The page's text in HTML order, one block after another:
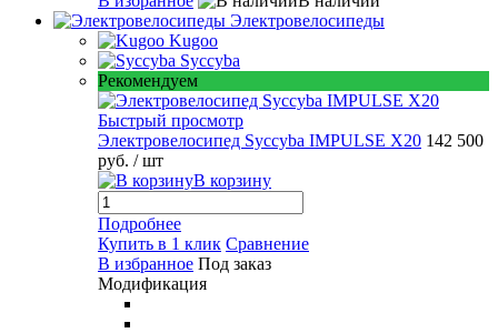
Электровелосипеды
Kugoo
Syccyba
Рекомендуем
Быстрый просмотр
Электровелосипед Syccyba IMPULSE X20 142 500
руб. / шт
В корзину
Подробнее
Купить в 1 клик Сравнение
В избранное Под заказ
Модификация